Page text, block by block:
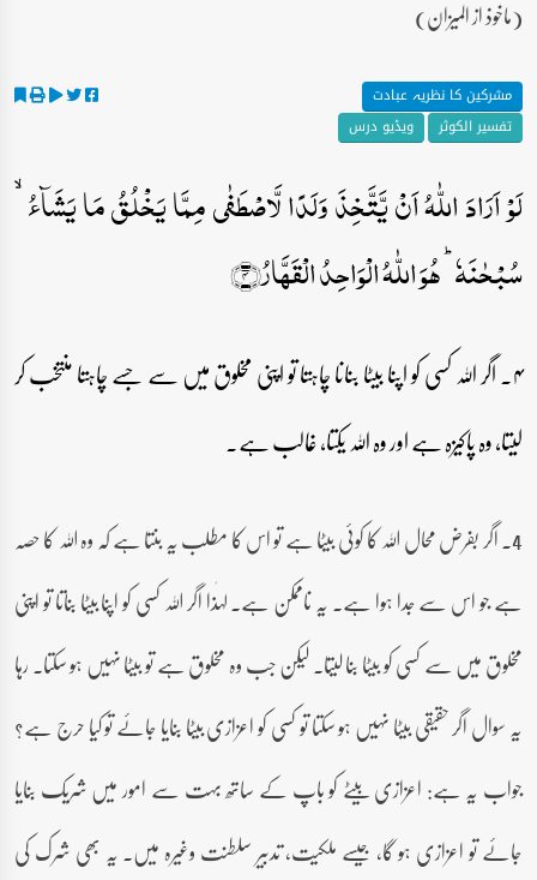
(ماخوذ از المیزان)
مشرکین کا نظریہ عبادت
تفسیر الکوثر
ویڈیو درس
لَوۡ اَرَادَ اللّٰہُ اَنۡ یَّتَّخِذَ وَلَدًا لَّاصۡطَفٰی مِمَّا یَخۡلُقُ مَا یَشَآءُ ۙ
سُبۡحٰنَہٗ ؕ ہُوَ اللّٰہُ الۡوَاحِدُ الۡقَہَّارُ﴿۴﴾
۴۔ اگر اللہ کسی کو اپنا بیٹا بنانا چاہتا تو اپنی مخلوق میں سے جسے چاہتا منتخب کر
لیتا، وہ پاکیزہ ہے اور وہ اللہ یکتا، غالب ہے۔
4۔ اگر بفرض محال اللہ کا کوئی بیٹا ہے تو اس کا مطلب یہ بنتا ہے کہ وہ اللہ کا حصہ
ہے جو اس سے جدا ہوا ہے۔ یہ ناممکن ہے۔ لہٰذا اگر اللہ کسی کو اپنا بیٹا بناتا تو اپنی
مخلوق میں سے کسی کو بیٹا بنا لیتا۔ لیکن جب وہ مخلوق ہے تو بیٹا نہیں ہو سکتا۔ رہا
یہ سوال اگر حقیقی بیٹا نہیں ہو سکتا تو کسی کو اعزازی بیٹا بنایا جائے تو کیا حرج ہے؟
جواب یہ ہے: اعزازی بیٹے کو باپ کے ساتھ بہت سے امور میں شریک بنایا
جائے تو اعزازی ہو گا، جیسے ملکیت، تدبیر سلطنت وغیرہ میں۔ یہ بھی شرک کی